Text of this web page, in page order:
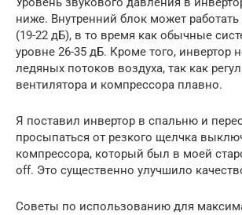
ниже. Внутренний блок может
(19-22 дБ), в то время как обычные
уровне 26-35 дБ. Кроме того, инвертор
ледяных потоков воздуха, так как
вентилятора и компрессора плавно.
Я поставил инвертор в спальню и
просыпаться от резкого щелчка
компрессора, который был в моей
off. Это существенно улучшило
Советы по использованию для